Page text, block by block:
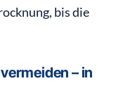
bis die
– in